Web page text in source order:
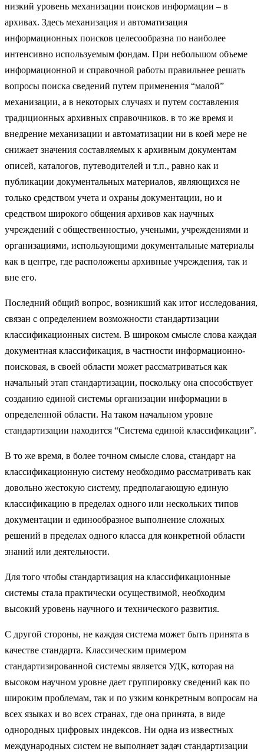
низкий уровень механизации поисков информации – в
архивах. Здесь механизация и автоматизация
информационных поисков целесообразна по наиболее
интенсивно используемым фондам. При небольшом объеме
информационной и справочной работы правильнее решать
вопросы поиска сведений путем применения “малой”
механизации, а в некоторых случаях и путем составления
традиционных архивных справочников. в то же время и
внедрение механизации и автоматизации ни в коей мере не
снижает значения составляемых к архивным документам
описей, каталогов, путеводителей и т.п., равно как и
публикации документальных материалов, являющихся не
только средством учета и охраны документации, но и
средством широкого общения архивов как научных
учреждений с общественностью, учеными, учреждениями и
организациями, использующими документальные материалы
как в центре, где расположены архивные учреждения, так и
вне его.
Последний общий вопрос, возникший как итог исследования,
связан с определением возможности стандартизации
классификационных систем. В широком смысле слова каждая
документная классификация, в частности информационно-
поисковая, в своей области может рассматриваться как
начальный этап стандартизации, поскольку она способствует
созданию единой системы организации информации в
определенной области. На таком начальном уровне
стандартизации находится “Система единой классификации”.
В то же время, в более точном смысле слова, стандарт на
классификационную систему необходимо рассматривать как
довольно жестокую систему, предполагающую единую
классификацию в пределах одного или нескольких типов
документации и единообразное выполнение сложных
решений в пределах одного класса для конкретной области
знаний или деятельности.
Для того чтобы стандартизация на классификационные
системы стала практически осуществимой, необходим
высокий уровень научного и технического развития.
С другой стороны, не каждая система может быть принята в
качестве стандарта. Классическим примером
стандартизированной системы является УДК, которая на
высоком научном уровне дает группировку сведений как по
широким проблемам, так и по узким конкретным вопросам на
всех языках и во всех странах, где она принята, в виде
однородных цифровых индексов. Ни одна из известных
международных систем не выполняет задач стандартизации